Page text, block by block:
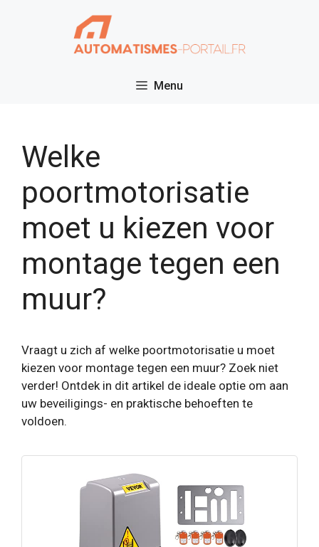
Menu
Welke
poortmotorisatie
moet u kiezen voor
montage tegen een
muur?
Vraagt ​​u zich af welke poortmotorisatie u moet
kiezen voor montage tegen een muur? Zoek niet
verder! Ontdek in dit artikel de ideale optie om aan
uw beveiligings- en praktische behoeften te
voldoen.